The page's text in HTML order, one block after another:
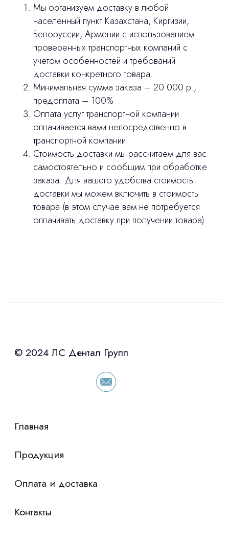
Мы организуем доставку в любой
населенный пункт Казахстана, Киргизии,
Белоруссии, Армении с использованием
проверенных транспортных компаний с
учетом особенностей и требований
доставки конкретного товара.
Минимальная сумма заказа – 20 000 р.,
предоплата – 100%
Оплата услуг транспортной компании
оплачивается вами непосредственно в
транспортной компании.
Стоимость доставки мы рассчитаем для вас
самостоятельно и сообщим при обработке
заказа. Для вашего удобства стоимость
доставки мы можем включить в стоимость
товара (в этом случае вам не потребуется
оплачивать доставку при получении товара).
Интересует лизинг?
«Уралпромлизинг» подберем выгодные
условия по лизингу оборудования,
просто оставьте контакты чтобы мы
сориентировали по условиям
сделано
Изготовление хирургических шаблонов
Политика конфиденциальности
stasicus